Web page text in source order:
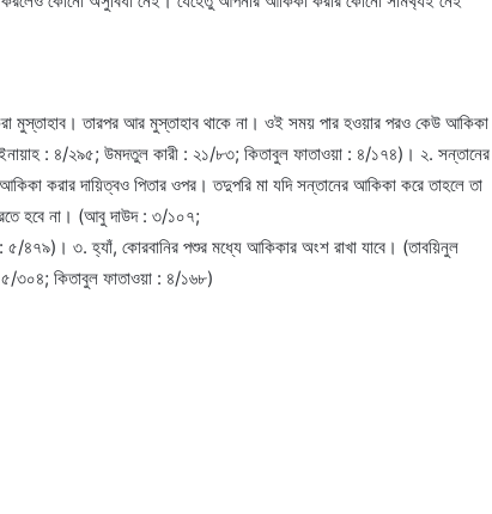
মুস্তাহাব। তারপর আর মুস্তাহাব থাকে না। ওই সময় পার হওয়ার পরও কেউ আকিকা
: ৪/২৯৫; উমদতুল কারী : ২১/৮৩; কিতাবুল ফাতাওয়া : ৪/১৭৪)। ২. সন্তানের
করার দায়িত্বও পিতার ওপর। তদুপরি মা যদি সন্তানের আকিকা করে তাহলে তা
হবে না। (আবু দাউদ : ৩/১০৭;
৩. হ্যাঁ, কোরবানির পশুর মধ্যে আকিকার অংশ রাখা যাবে। (তাবয়িনুল
৩০৪; কিতাবুল ফাতাওয়া : ৪/১৬৮)